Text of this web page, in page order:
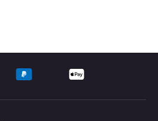
UNTERSTÜTZTE